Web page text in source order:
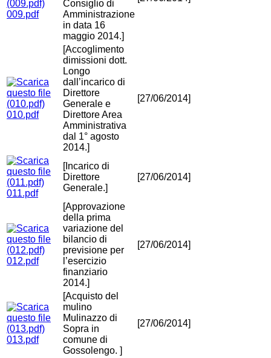
009.pdf
Consiglio di
Amministrazione
in data 16
maggio 2014.]
010.pdf
[Accoglimento
dimissioni dott.
Longo
dall’incarico di
Direttore
Generale e
Direttore Area
Amministrativa
dal 1° agosto
2014.]
[27/06/2014]
011.pdf
[Incarico di
Direttore
Generale.]
[27/06/2014]
012.pdf
[Approvazione
della prima
variazione del
bilancio di
previsione per
l’esercizio
finanziario
2014.]
[27/06/2014]
013.pdf
[Acquisto del
mulino
Mulinazzo di
Sopra in
comune di
Gossolengo. ]
[27/06/2014]